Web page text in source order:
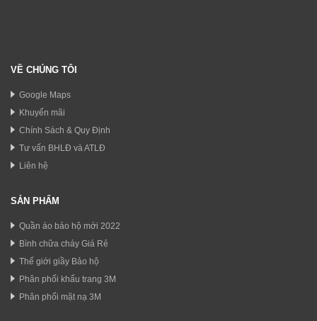
VỀ CHÚNG TÔI
Google Maps
Khuyến mãi
Chính Sách & Quy Định
Tư vấn BHLĐ và ATLĐ
Liên hệ
SẢN PHẨM
Quần áo bảo hộ mới 2022
Bình chữa cháy Giá Rẻ
Thế giới giầy Bảo hộ
Phân phối khẩu trang 3M
Phân phối mặt nạ 3M